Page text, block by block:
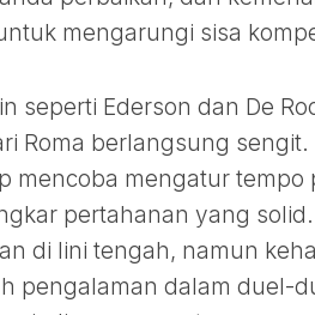
mengarungi sisa
seperti Ederson dan De
Roma berlangsung sengit.
mencoba mengatur tempo
pertahanan yang solid.
di lini tengah, namun
pengalaman dalam duel-